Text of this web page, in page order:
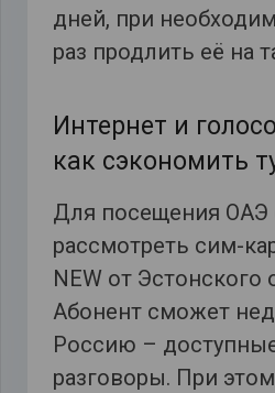
дней, при
раз продлить её на
Интернет и
как сэкономить
Для посещения ОАЭ
рассмотреть сим-
NEW от Эстонского
Абонент сможет
Россию –
разговоры. При